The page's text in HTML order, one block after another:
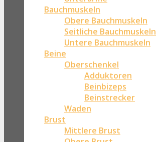
Bauchmuskeln
Obere Bauchmuskeln
Seitliche Bauchmuskeln
Untere Bauchmuskeln
Beine
Oberschenkel
Adduktoren
Beinbizeps
Beinstrecker
Waden
Brust
Mittlere Brust